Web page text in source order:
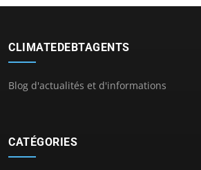
CLIMATEDEBTAGENTS
Blog d'actualités et d'informations
CATÉGORIES